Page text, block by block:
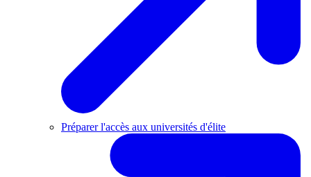
Préparer l'accès aux universités d'élite